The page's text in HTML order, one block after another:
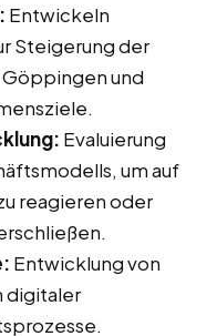
Entwickeln
Steigerung der
und
Evaluierung
um auf
reagieren oder
Entwicklung von
digitaler